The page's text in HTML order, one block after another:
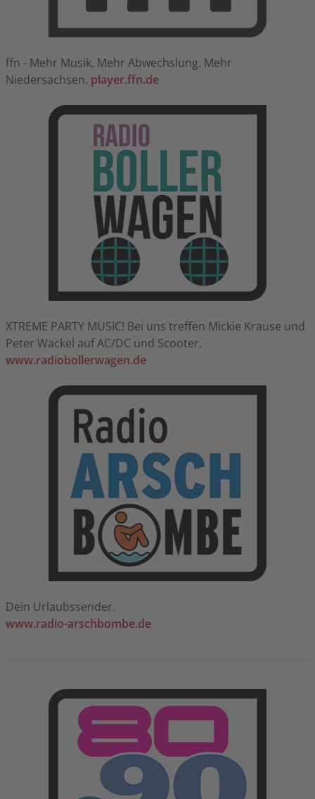
ffn - Mehr Musik. Mehr Abwechslung. Mehr
Niedersachsen. player.ffn.de
XTREME PARTY MUSIC! Bei uns treffen Mickie Krause und
Peter Wackel auf AC/DC und Scooter.
www.radiobollerwagen.de
Dein Urlaubssender.
www.radio-arschbombe.de